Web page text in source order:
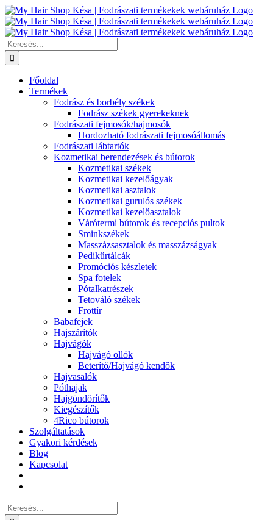
Kihagyás
Keresés...
Főoldal
Termékek
Fodrász és borbély székek
Fodrász székek gyerekeknek
Fodrászati fejmosók/hajmosók
Hordozható fodrászati fejmosóállomás
Fodrászati lábtartók
Kozmetikai berendezések és bútorok
Kozmetikai székek
Kozmetikai kezelőágyak
Kozmetikai asztalok
Kozmetikai gurulós székek
Kozmetikai kezelőasztalok
Várótermi bútorok és recepciós pultok
Sminkszékek
Masszázsasztalok és masszázságyak
Pedikűrtálcák
Promóciós készletek
Spa fotelek
Pótalkatrészek
Tetováló székek
Frottír
Babafejek
Hajszárítók
Hajvágók
Hajvágó ollók
Beterítő/Hajvágó kendők
Hajvasalók
Póthajak
Hajgöndörítők
Kiegészítők
4Rico bútorok
Szolgáltatások
Gyakori kérdések
Blog
Kapcsolat
Keresés...